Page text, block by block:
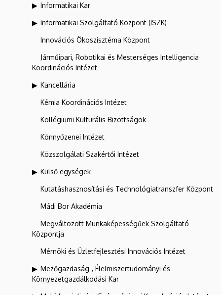
Informatikai Kar
Informatikai Szolgáltató Központ (ISZK)
Innovációs Ökoszisztéma Központ
Járműipari, Robotikai és Mesterséges Intelligencia
Koordinációs Intézet
Kancellária
Kémia Koordinációs Intézet
Kollégiumi Kulturális Bizottságok
Könnyűzenei Intézet
Közszolgálati Szakértői Intézet
Külső egységek
Kutatáshasznosítási és Technológiatranszfer Központ
Mádi Bor Akadémia
Megváltozott Munkaképességűek Szolgáltató
Központja
Mérnöki és Üzletfejlesztési Innovációs Intézet
Mezőgazdaság-, Élelmiszertudományi és
Környezetgazdálkodási Kar